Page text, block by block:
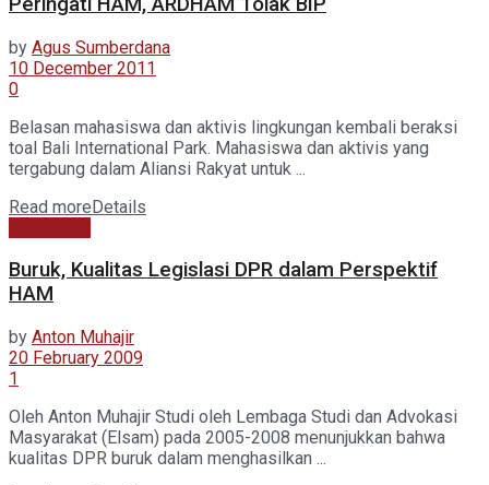
by Agus Sumberdana
10 December 2011
0
Belasan mahasiswa dan aktivis lingkungan kembali beraksi
toal Bali International Park. Mahasiswa dan aktivis yang
tergabung dalam Aliansi Rakyat untuk ...
Read moreDetails
Buruk, Kualitas Legislasi DPR dalam Perspektif
HAM
by Anton Muhajir
20 February 2009
1
Oleh Anton Muhajir Studi oleh Lembaga Studi dan Advokasi
Masyarakat (Elsam) pada 2005-2008 menunjukkan bahwa
kualitas DPR buruk dalam menghasilkan ...